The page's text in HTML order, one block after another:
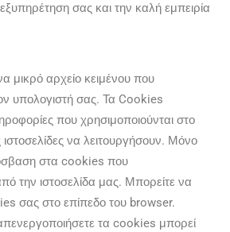
σας και την καλή εμπειρία
μικρό αρχείο κειμένου που
υπολογιστή σας. Τα Cookies
που χρησιμοποιούνται στο
να λειτουργήσουν. Μόνο
στα cookies που
την ιστοσελίδα μας. Μπορείτε να
σας στο επίπεδο του browser.
τα cookies μπορεί